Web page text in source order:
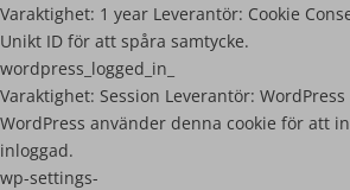
Varaktighet: 1 year Leverantör: Cookie
Unikt ID för att spåra samtycke.
wordpress_logged_in_
Varaktighet: Session Leverantör: WordPress
WordPress använder denna cookie för att
inloggad.
wp-settings-